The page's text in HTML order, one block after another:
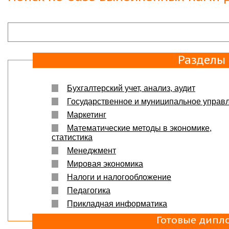
Спасибо, что ВЫ есть!!!
Бухгалтерский учет, анализ, аудит
Государственное и муниципальное
Маркетинг
Математические методы в экономике,
статистика
Менеджмент
Мировая экономика
Налоги и налогообложение
Педагогика
Прикладная информатика
Готовые